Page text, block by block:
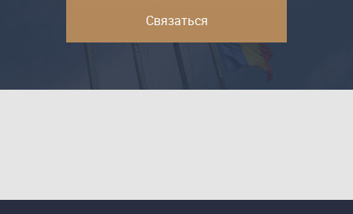
Связаться